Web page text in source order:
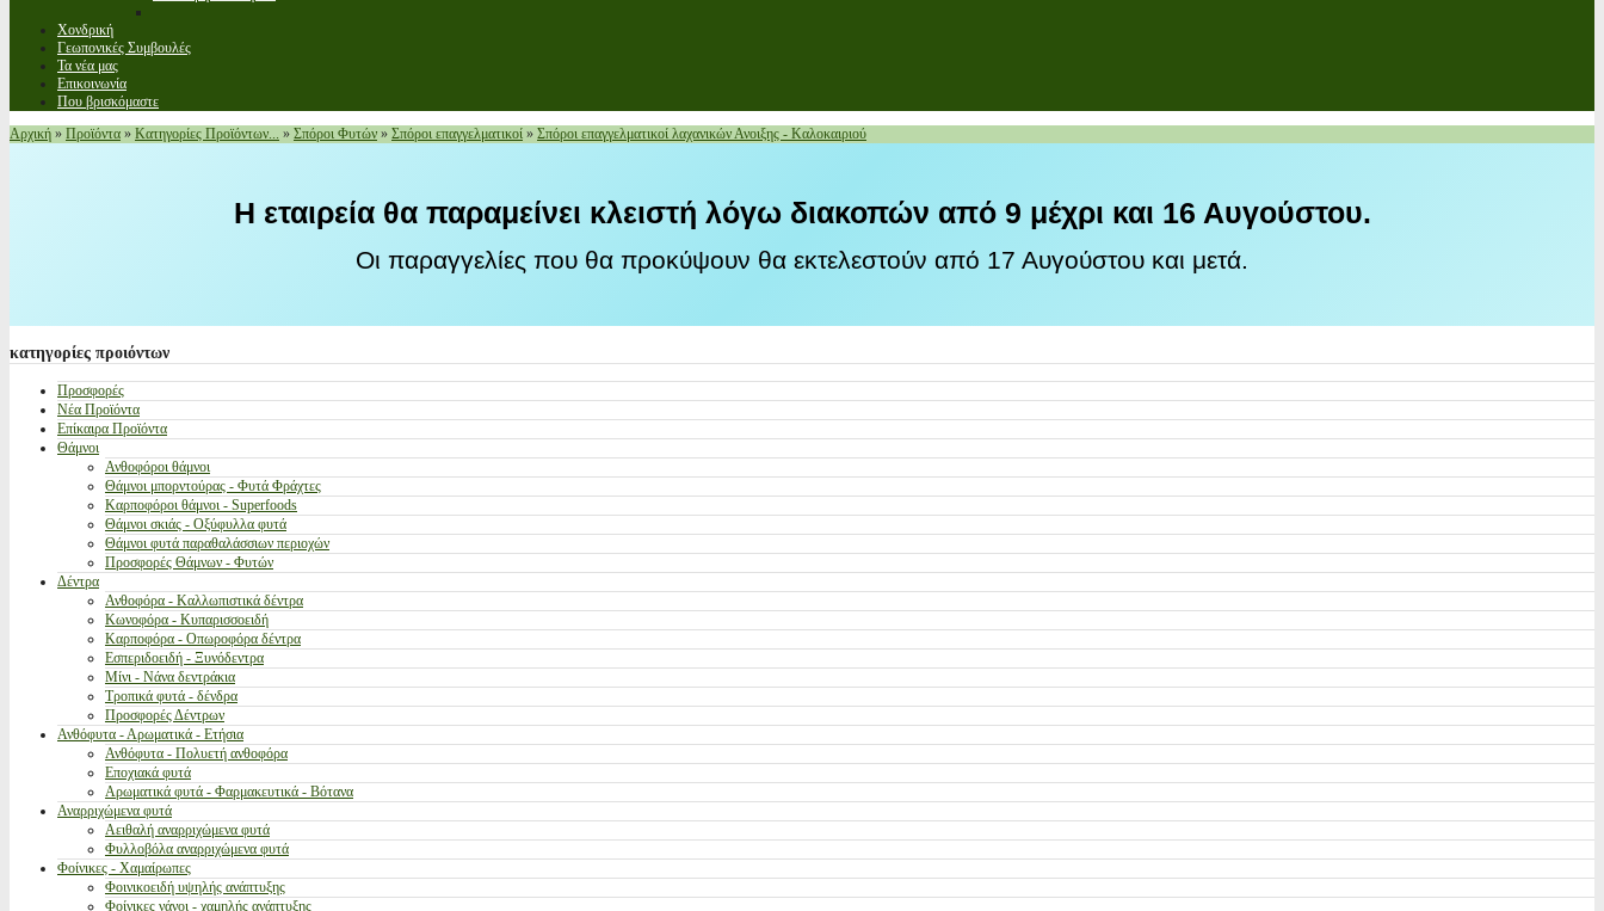
Χονδρική
Γεωπονικές Συμβουλές
Τα νέα μας
Επικοινωνία
Που βρισκόμαστε
Αρχική » Προϊόντα » Κατηγορίες Προϊόντων... » Σπόροι Φυτών » Σπόροι επαγγελματικοί » Σπόροι επαγγελματικοί λαχανικών Ανοιξης - Καλοκαιριού
Η εταιρεία θα παραμείνει κλειστή λόγω διακοπών από 9 μέχρι και 16 Αυγούστου.
Οι παραγγελίες που θα προκύψουν θα εκτελεστούν από 17 Αυγούστου και μετά.
κατηγορίες προιόντων
Προσφορές
Νέα Προϊόντα
Επίκαιρα Προϊόντα
Θάμνοι
Ανθοφόροι θάμνοι
Θάμνοι μπορντούρας - Φυτά Φράχτες
Καρποφόροι θάμνοι - Superfoods
Θάμνοι σκιάς - Οξύφυλλα φυτά
Θάμνοι φυτά παραθαλάσσιων περιοχών
Προσφορές Θάμνων - Φυτών
Δέντρα
Ανθοφόρα - Καλλωπιστικά δέντρα
Κωνοφόρα - Κυπαρισσοειδή
Καρποφόρα - Οπωροφόρα δέντρα
Εσπεριδοειδή - Ξυνόδεντρα
Μίνι - Νάνα δεντράκια
Τροπικά φυτά - δένδρα
Προσφορές Δέντρων
Ανθόφυτα - Αρωματικά - Ετήσια
Ανθόφυτα - Πολυετή ανθοφόρα
Εποχιακά φυτά
Αρωματικά φυτά - Φαρμακευτικά - Βότανα
Αναρριχώμενα φυτά
Αειθαλή αναρριχώμενα φυτά
Φυλλοβόλα αναρριχώμενα φυτά
Φοίνικες - Χαμαίρωπες
Φοινικοειδή υψηλής ανάπτυξης
Φοίνικες νάνοι - χαμηλής ανάπτυξης